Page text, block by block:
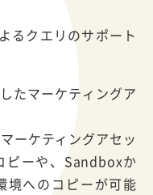
るクエリのサポート
たマーケティングア
ーケティングアセッ
ピーや、Sandboxか
境へのコピーが可能